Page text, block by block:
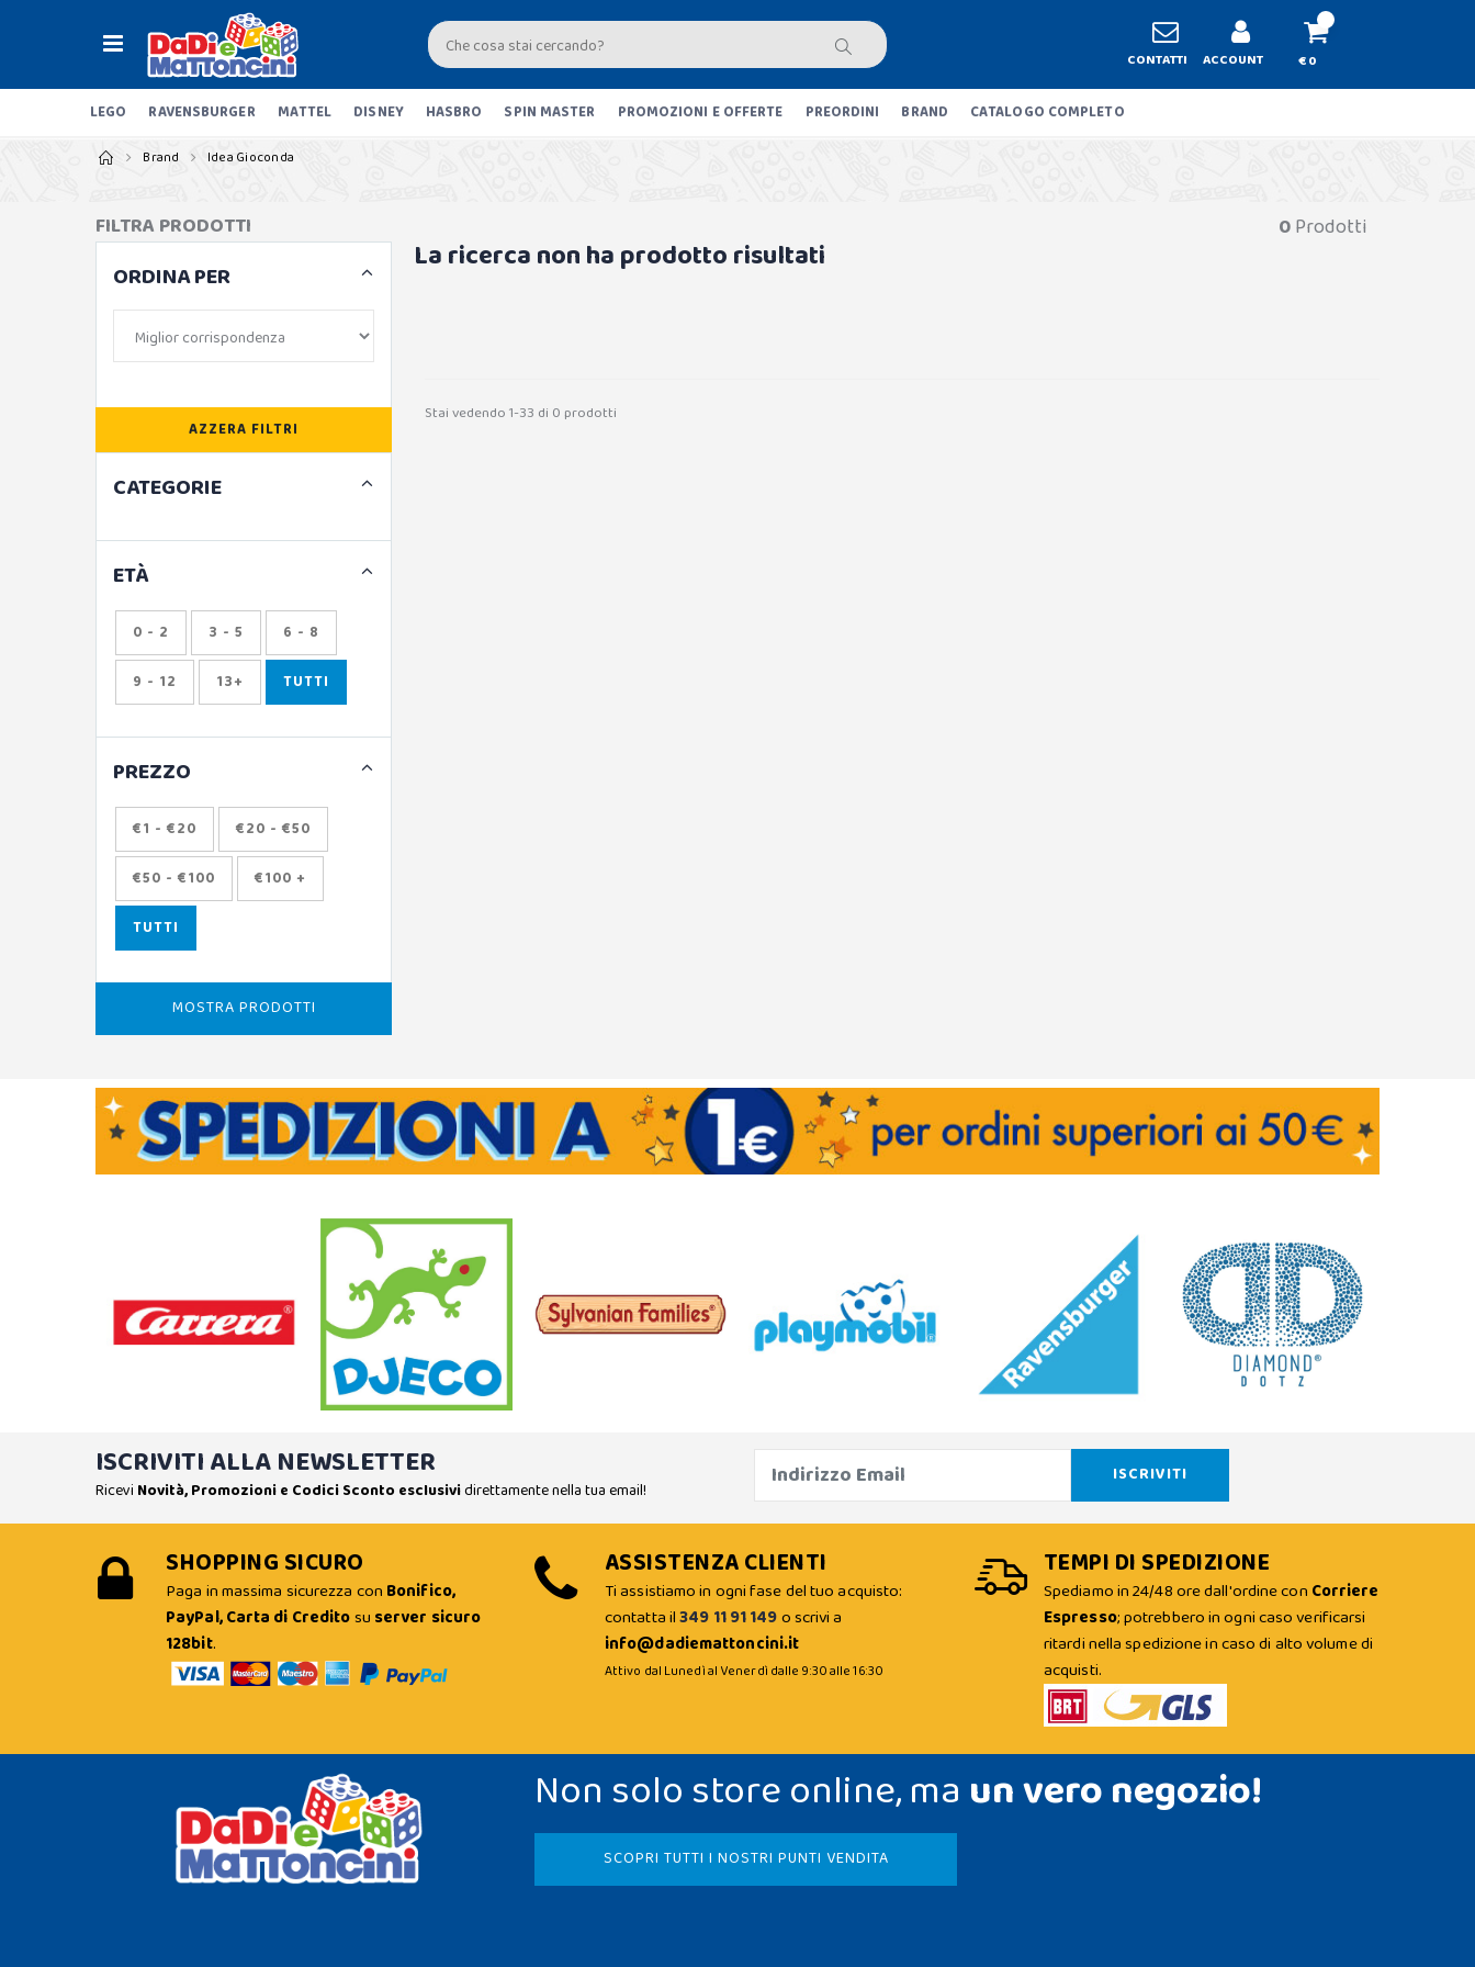
CONTATTI ACCOUNT € 0
LEGO RAVENSBURGER MATTEL DISNEY HASBRO SPIN MASTER PROMOZIONI E OFFERTE PREORDINI BRAND CATALOGO COMPLETO
Brand Idea Gioconda
0Prodotti
La ricerca non ha prodotto risultati
Stai vedendo 1-33 di 0 prodotti
FILTRA PRODOTTI
ORDINA PER
AZZERA FILTRI
CATEGORIE
ETÀ
0 - 2 3 - 5 6 - 8
9 - 12 13+ TUTTI
PREZZO
€1 - €20 €20 - €50
€50 - €100 €100 +
TUTTI
MOSTRA PRODOTTI
ISCRIVITI ALLA NEWSLETTER
Ricevi Novità, Promozioni e Codici Sconto esclusividirettamente nella tua email!
SHOPPING SICURO
Paga in massima sicurezza con Bonifico,
PayPal, Carta di Creditosu server sicuro
128bit.
ASSISTENZA CLIENTI
Ti assistiamo in ogni fase del tuo acquisto:
contatta il349 11 91 149o scrivi a
info@dadiemattoncini.it
Attivo dal Lunedì al Venerdì dalle 9:30 alle 16:30
TEMPI DI SPEDIZIONE
Spediamo in 24/48 ore dall'ordine con Corriere
Espresso; potrebbero in ogni caso verificarsi
ritardi nella spedizione in caso di alto volume di
acquisti.
Non solo store online, ma un vero negozio!
SCOPRI TUTTI I NOSTRI PUNTI VENDITA